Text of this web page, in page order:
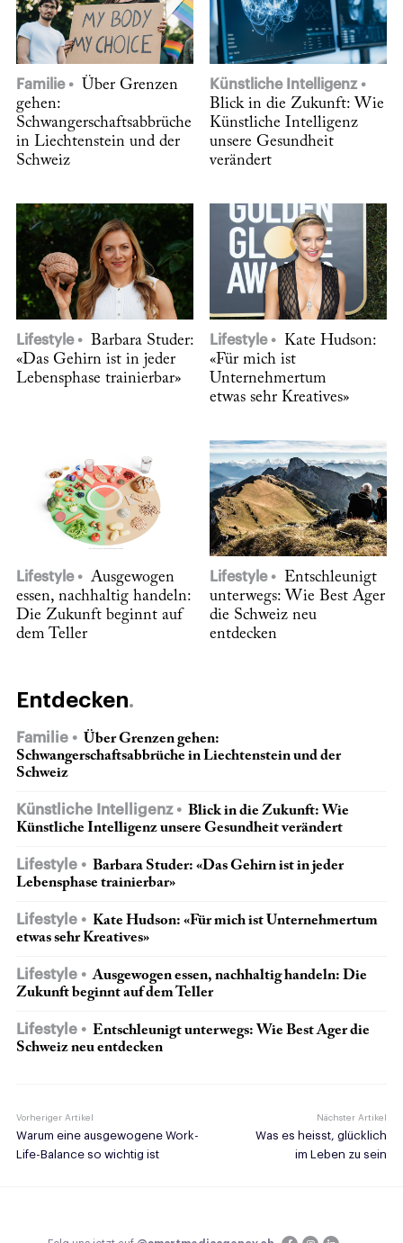
Familie
Über Grenzen
gehen:
Schwangerschaftsabbrüche
in Liechtenstein und der
Schweiz
Künstliche Intelligenz
Blick in die Zukunft: Wie
Künstliche Intelligenz
unsere Gesundheit
verändert
Lifestyle
Barbara Studer:
«Das Gehirn ist in jeder
Lebensphase trainierbar»
Lifestyle
Kate Hudson:
«Für mich ist
Unternehmertum
etwas sehr Kreatives»
Lifestyle
Ausgewogen
essen, nachhaltig handeln:
Die Zukunft beginnt auf
dem Teller
Lifestyle
Entschleunigt
unterwegs: Wie Best Ager
die Schweiz neu
entdecken
Entdecken
Familie
Über Grenzen gehen:
Schwangerschaftsabbrüche in Liechtenstein und der
Schweiz
Künstliche Intelligenz
Blick in die Zukunft: Wie
Künstliche Intelligenz unsere Gesundheit verändert
Lifestyle
Barbara Studer: «Das Gehirn ist in jeder
Lebensphase trainierbar»
Lifestyle
Kate Hudson: «Für mich ist Unternehmertum
etwas sehr Kreatives»
Lifestyle
Ausgewogen essen, nachhaltig handeln: Die
Zukunft beginnt auf dem Teller
Lifestyle
Entschleunigt unterwegs: Wie Best Ager die
Schweiz neu entdecken
Vorheriger Artikel
Warum eine ausgewogene Work-
Life-Balance so wichtig ist
Nächster Artikel
Was es heisst, glücklich
im Leben zu sein